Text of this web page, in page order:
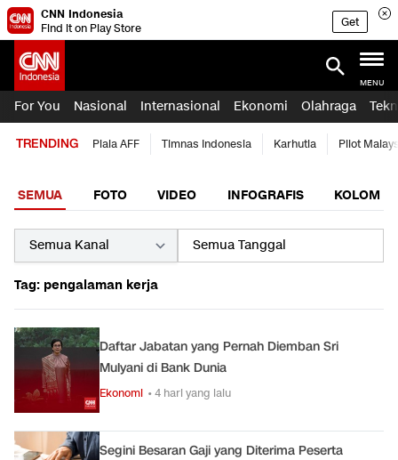
CNN Indonesia
Find it on Play Store
Get
MENU
For You Nasional Internasional Ekonomi Olahraga
TRENDING Piala AFF Timnas Indonesia Karhutla Pilot
SEMUA FOTO VIDEO INFOGRAFIS KOLOM
Tag: pengalaman kerja
Daftar Jabatan yang Pernah Diemban Sri
Mulyani di Bank Dunia
Ekonomi • 4 hari yang lalu
Segini Besaran Gaji yang Diterima Peserta